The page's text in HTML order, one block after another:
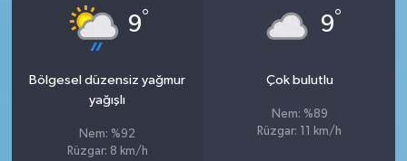
9°
Bölgesel düzensiz yağmur
yağışlı
Nem: %92
Rüzgar: 8 km/h
9°
Çok bulutlu
Nem: %89
Rüzgar: 11 km/h